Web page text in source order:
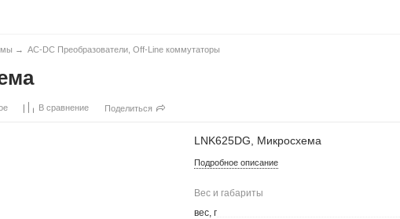
→ AC-DC Преобразователи, Off-Line коммутаторы
В сравнение Поделиться
LNK625DG, Микросхема
Подробное описание
Вес и габариты
вес, г